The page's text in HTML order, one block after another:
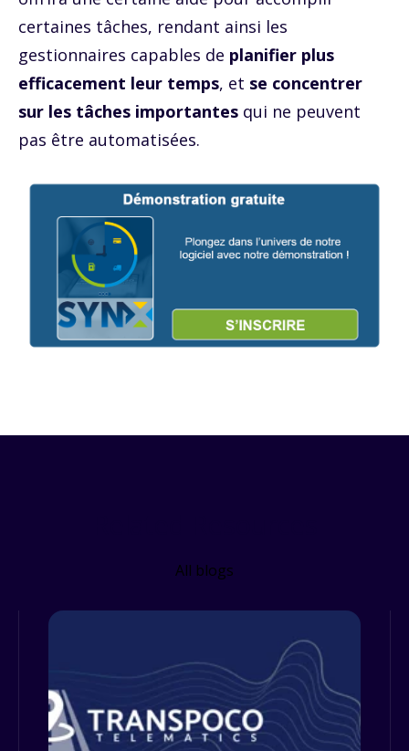
certaines tâches, rendant ainsi les
gestionnaires capables de planifier plus
efficacement leur temps, et se concentrer
sur les tâches importantes qui ne peuvent
pas être automatisées.
All blogs